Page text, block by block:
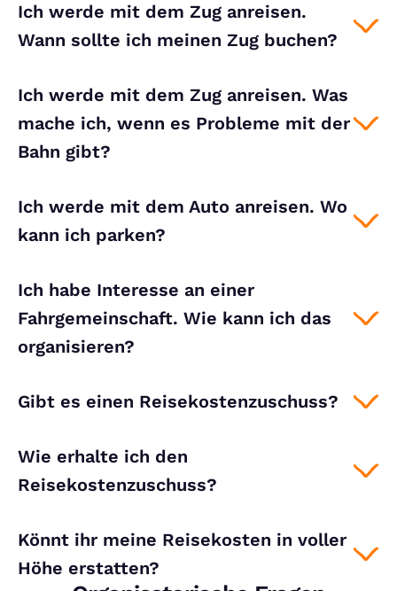
Ich werde mit dem Zug anreisen.
Wann sollte ich meinen Zug buchen?
Ich werde mit dem Zug anreisen. Was
mache ich, wenn es Probleme mit der
Bahn gibt?
Ich werde mit dem Auto anreisen. Wo
kann ich parken?
Ich habe Interesse an einer
Fahrgemeinschaft. Wie kann ich das
organisieren?
Gibt es einen Reisekostenzuschuss?
Wie erhalte ich den
Reisekostenzuschuss?
Könnt ihr meine Reisekosten in voller
Höhe erstatten?